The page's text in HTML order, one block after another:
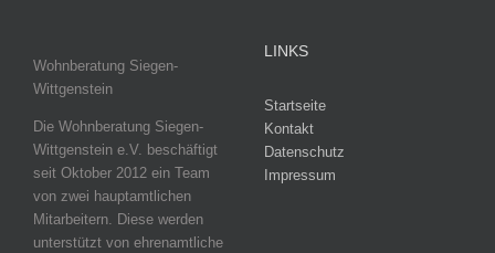
Wohnberatung Siegen-
Wittgenstein
Die Wohnberatung Siegen-
Wittgenstein e.V. beschäftigt
seit Oktober 2012 ein Team
von zwei hauptamtlichen
Mitarbeitern. Diese werden
unterstützt von ehrenamtliche
LINKS
Startseite
Kontakt
Datenschutz
Impressum